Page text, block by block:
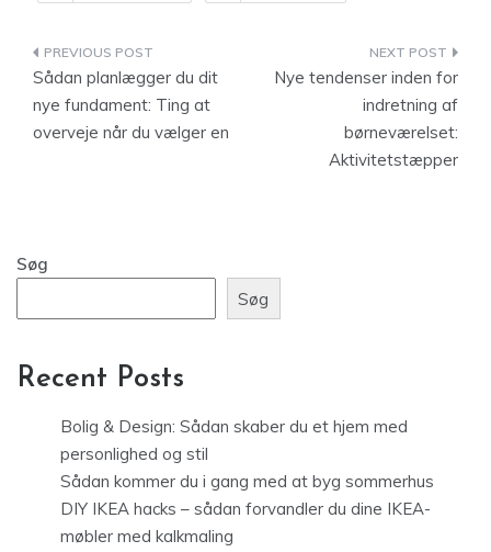
Indlægsnavigation
Sådan planlægger du dit
nye fundament: Ting at
overveje når du vælger en
Nye tendenser inden for
indretning af
børneværelset:
Aktivitetstæpper
Søg
Søg
Recent Posts
Bolig & Design: Sådan skaber du et hjem med
personlighed og stil
Sådan kommer du i gang med at byg sommerhus
DIY IKEA hacks – sådan forvandler du dine IKEA-
møbler med kalkmaling